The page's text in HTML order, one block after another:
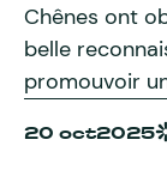
Chênes ont
belle
promouvoir
20 oct2025